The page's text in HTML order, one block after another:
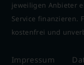
jeweiligen Anbieter
Service finanzieren.
kostenfrei und
Impressum